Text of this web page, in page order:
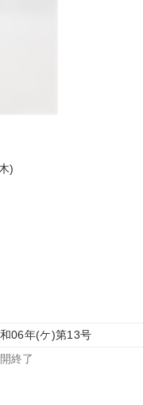
)
06年(ケ)第13号
終了